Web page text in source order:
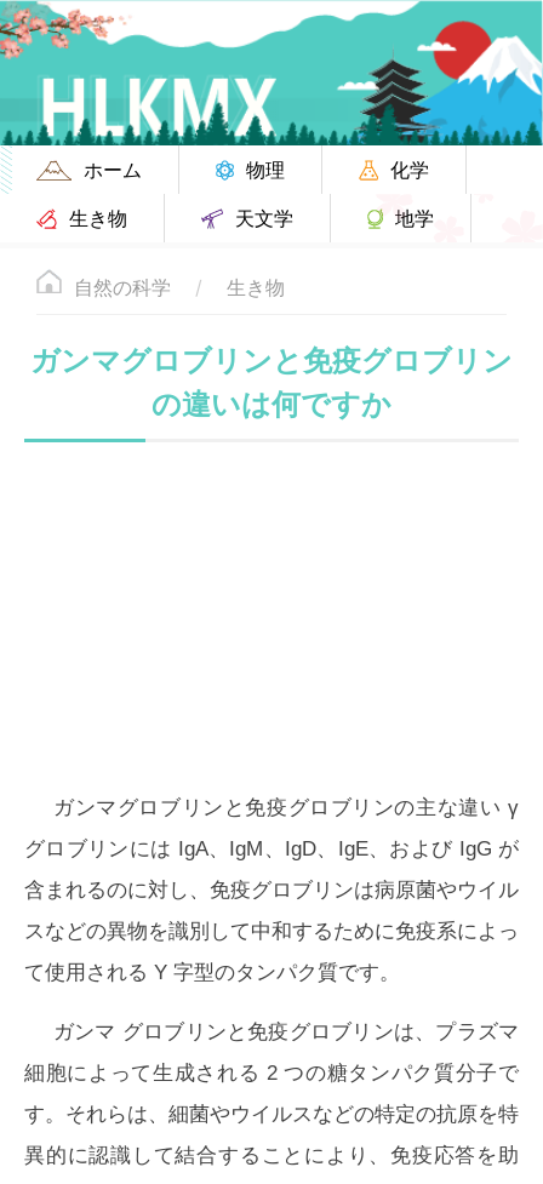
ホーム 物理
化学
生き物
天文学 地学
自然の科学 生き物
ガンマグロブリンと免疫グロブリン
の違いは何ですか
ガンマグロブリンと免疫グロブリンの主な違い γ
グロブリンには IgA、IgM、IgD、IgE、および IgG が
含まれるのに対し、免疫グロブリンは病原菌やウイル
スなどの異物を識別して中和するために免疫系によっ
て使用される Y 字型のタンパク質です。
ガンマ グロブリンと免疫グロブリンは、プラズマ
細胞によって生成される 2 つの糖タンパク質分子で
す。それらは、細菌やウイルスなどの特定の抗原を特
異的に認識して結合することにより、免疫応答を助